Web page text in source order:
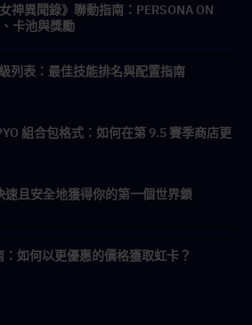
神異聞錄》聯動指南：PERSONA ON
卡池與獎勵
列表：最佳技能排名與配置指南
組合包格式：如何在第 9.5 賽季商店更
且安全地獲得你的第一個世界鎖
：如何以更優惠的價格獲取虹卡？